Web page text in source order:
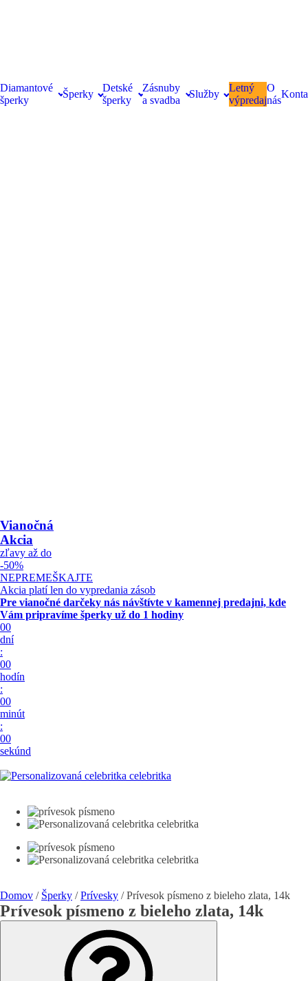
Diamantové
šperky
Šperky
Detské
šperky
Zásnuby
a svadba
Služby
Letný
výpredaj
O
nás
Vianočná
Akcia
zľavy až do
-50%
NEPREMEŠKAJTE
Akcia platí len do vypredania zásob
Pre vianočné darčeky nás návštívte v kamennej predajni, kde
Vám pripravíme šperky už do 1 hodiny
00
dní
:
00
hodín
:
00
minút
:
00
sekúnd
Domov / Šperky /Prívesky / Prívesok písmeno z bieleho zlata, 14k
Prívesok písmeno z bieleho zlata, 14k